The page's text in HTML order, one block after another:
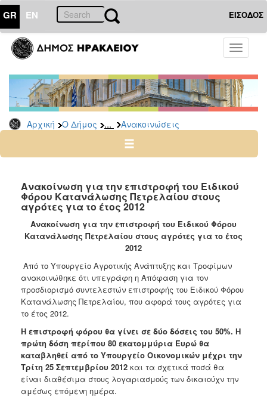
GR EN ΕΙΣΟΔΟΣ
Toggle
Αρχική Ο Δήμος ... Ανακοινώσεις
ΔΗΜΟΣ
Υπηρεσίες
&
Φορείς
Δημοτικές
Υπηρεσίες
Ηλεκτρονική
Διακυβέρνηση
Σχολικές
Επιτροπές
Αγροτική
Ανακοινώσεις
Προγράμματα
Προσχολική
Κοιμητήρια
Κέντρο
Οικογένειας
Ανακοίνωση για την επιστροφή του Ειδικού
Φόρου Κατανάλωσης Πετρελαίου στους
αγρότες για το έτος 2012
Ανακοίνωση για την επιστροφή του Ειδικού Φόρου
Κατανάλωσης Πετρελαίου στους αγρότες για το έτος
2012
Από το Υπουργείο Αγροτικής Ανάπτυξης και Τροφίμων
ανακοινώθηκε ότι υπεγράφη η Απόφαση για τον
προσδιορισμό συντελεστών επιστροφής του Ειδικού Φόρου
Κατανάλωσης Πετρελαίου, που αφορά τους αγρότες για
το έτος 2012.
Η επιστροφή φόρου θα γίνει σε δύο δόσεις του 50%. Η
πρώτη δόση περίπου 80 εκατομμύρια Ευρώ θα
καταβληθεί από το Υπουργείο Οικονομικών μέχρι την
Τρίτη 25 Σεπτεμβρίου 2012 και τα σχετικά ποσά θα
είναι διαθέσιμα στους λογαριασμούς των δικαιούχν την
αμέσως επόμενη ημέρα.